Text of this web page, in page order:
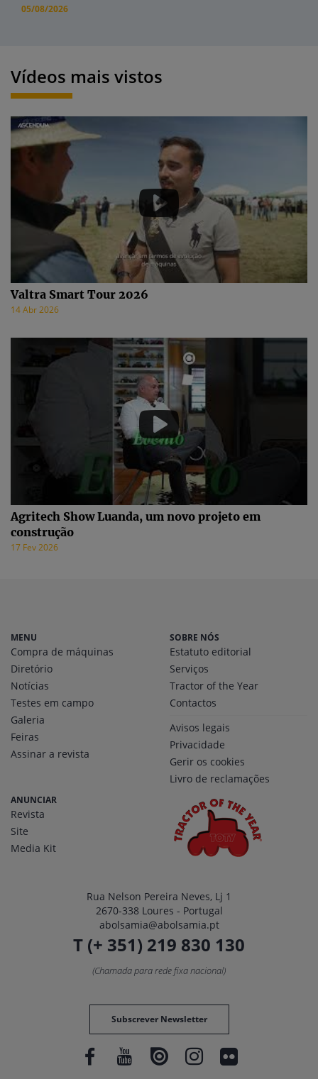
05/08/2026
Vídeos mais vistos
Valtra Smart Tour 2026
14 Abr 2026
Agritech Show Luanda, um novo projeto em
construção
17 Fev 2026
MENU
Compra de máquinas
Diretório
Notícias
Testes em campo
Galeria
Feiras
Assinar a revista
SOBRE NÓS
Estatuto editorial
Serviços
Tractor of the Year
Contactos
Avisos legais
Privacidade
Gerir os cookies
Livro de reclamações
ANUNCIAR
Revista
Site
Media Kit
Rua Nelson Pereira Neves, Lj 1
2670-338 Loures - Portugal
abolsamia@abolsamia.pt
T (+ 351) 219 830 130
(Chamada para rede fixa nacional)
Subscrever Newsletter